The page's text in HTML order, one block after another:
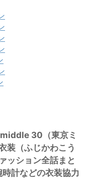
30（東京ミ
装（ふじかわこう
ッション全話まと
計などの衣装協力